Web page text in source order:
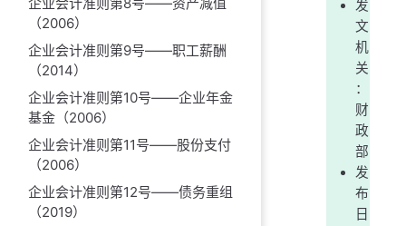
（2006）
企业会计准则第9号——职工薪酬
（2014）
企业会计准则第10号——企业年金
基金（2006）
企业会计准则第11号——股份支付
（2006）
企业会计准则第12号——债务重组
（2019）
发
文
机
关
：
财
政
部
发
布
日